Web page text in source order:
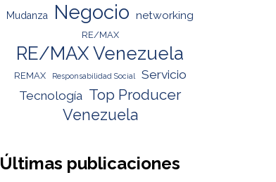
Mudanza Negocio networking
RE/MAX
RE/MAX Venezuela
REMAX Responsabilidad Social
Servicio
Tecnología Top Producer
Venezuela
Últimas publicaciones